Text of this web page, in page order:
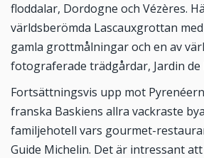
floddalar, Dordogne och Vézères.
världsberömda Lascauxgrottan
gamla grottmålningar och en av
fotograferade trädgårdar, Jardin de
Fortsättningsvis upp mot
franska Baskiens allra vackraste
familjehotell vars gourmet-
Guide Michelin. Det är intressant